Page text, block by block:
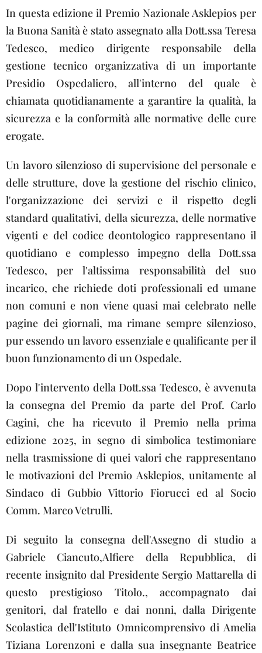
In questa edizione il Premio Nazionale Asklepios per
la Buona Sanità è stato assegnato alla Dott.ssa Teresa
Tedesco, medico dirigente responsabile della
gestione tecnico organizzativa di un importante
Presidio Ospedaliero, all'interno del quale è
chiamata quotidianamente a garantire la qualità, la
sicurezza e la conformità alle normative delle cure
erogate.
Un lavoro silenzioso di supervisione del personale e
delle strutture, dove la gestione del rischio clinico,
l'organizzazione dei servizi e il rispetto degli
standard qualitativi, della sicurezza, delle normative
vigenti e del codice deontologico rappresentano il
quotidiano e complesso impegno della Dott.ssa
Tedesco, per l'altissima responsabilità del suo
incarico, che richiede doti professionali ed umane
non comuni e non viene quasi mai celebrato nelle
pagine dei giornali, ma rimane sempre silenzioso,
pur essendo un lavoro essenziale e qualificante per il
buon funzionamento di un Ospedale.
Dopo l'intervento della Dott.ssa Tedesco, è avvenuta
la consegna del Premio da parte del Prof. Carlo
Cagini, che ha ricevuto il Premio nella prima
edizione 2025, in segno di simbolica testimoniare
nella trasmissione di quei valori che rappresentano
le motivazioni del Premio Asklepios, unitamente al
Sindaco di Gubbio Vittorio Fiorucci ed al Socio
Comm. Marco Vetrulli.
Di seguito la consegna dell'Assegno di studio a
Gabriele Ciancuto,Alfiere della Repubblica, di
recente insignito dal Presidente Sergio Mattarella di
questo prestigioso Titolo., accompagnato dai
genitori, dal fratello e dai nonni, dalla Dirigente
Scolastica dell'Istituto Omnicomprensivo di Amelia
Tiziana Lorenzoni e dalla sua insegnante Beatrice